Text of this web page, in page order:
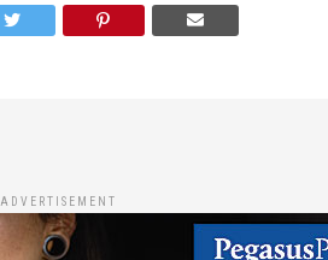
ADVERTISEMENT